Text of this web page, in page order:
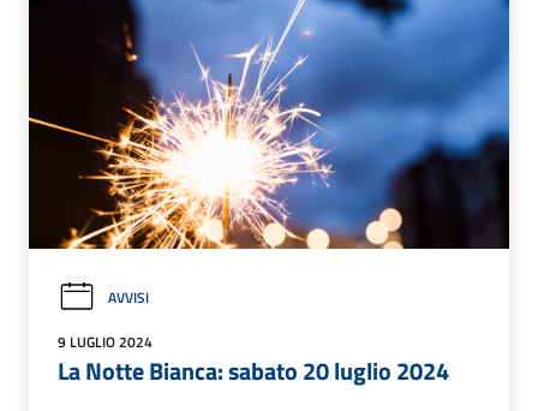
AVVISI
9 LUGLIO 2024
La Notte Bianca: sabato 20 luglio 2024